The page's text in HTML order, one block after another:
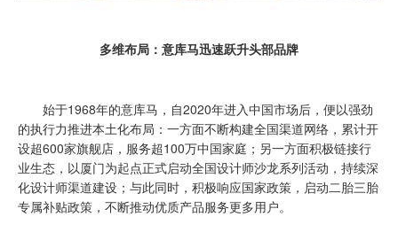
多维布局：意库马迅速跃升头部品牌
始于1968年的意库马，自2020年进入中国市场后，便以强劲
的执行力推进本土化布局：一方面不断构建全国渠道网络，累计开
设超600家旗舰店，服务超100万中国家庭；另一方面积极链接行
业生态，以厦门为起点正式启动全国设计师沙龙系列活动，持续深
化设计师渠道建设；与此同时，积极响应国家政策，启动二胎三胎
专属补贴政策，不断推动优质产品服务更多用户。